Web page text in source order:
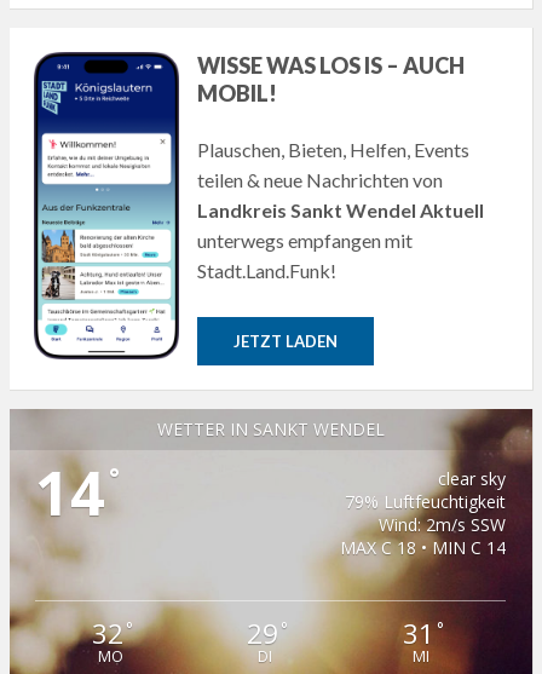
WISSE WAS LOS IS – AUCH
MOBIL!
Plauschen, Bieten, Helfen, Events
teilen & neue Nachrichten von
Landkreis Sankt Wendel Aktuell
unterwegs empfangen mit
Stadt.Land.Funk!
JETZT LADEN
WETTER IN SANKT WENDEL
14°
clear sky
79% Luftfeuchtigkeit
Wind: 2m/s SSW
MAX C 18 • MIN C 14
32°
MO
29 °
DI
31°
MI